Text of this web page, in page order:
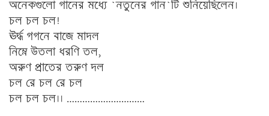
অনেকগুলো গানের মধ্যে `নতুনের গান`টি শুনিয়েছিলেন।
চল চল চল!
ঊর্দ্ধ গগনে বাজে মাদল
নিম্নে উতলা ধরণি তল,
অরুণ প্রাতের তরুণ দল
চল রে চল রে চল
চল চল চল।। …………………………